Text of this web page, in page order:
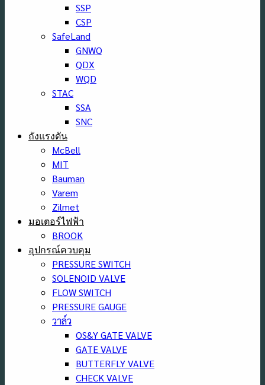
SSP
CSP
SafeLand
GNWQ
QDX
WQD
STAC
SSA
SNC
ถังแรงดัน
McBell
MIT
Bauman
Varem
Zilmet
มอเตอร์ไฟฟ้า
BROOK
อุปกรณ์ควบคุม
PRESSURE SWITCH
SOLENOID VALVE
FLOW SWITCH
PRESSURE GAUGE
วาล์ว
OS&Y GATE VALVE
GATE VALVE
BUTTERFLY VALVE
CHECK VALVE